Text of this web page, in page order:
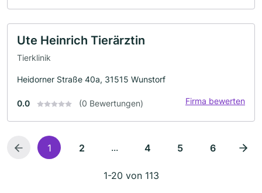
Ute Heinrich Tierärztin
Tierklinik
Heidorner Straße 40a, 31515 Wunstorf
0.0 (0 Bewertungen) Firma bewerten
1 2 ... 4 5 6
1-20 von 113